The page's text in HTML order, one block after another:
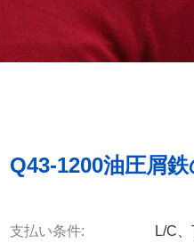
Q43-1200油圧屑
支払い条件: L/C